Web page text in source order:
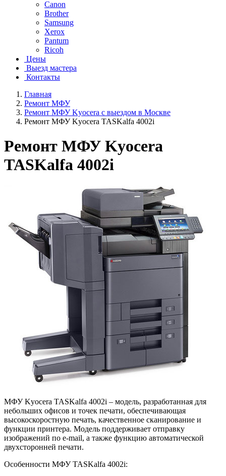
Canon
Brother
Samsung
Xerox
Pantum
Ricoh
Цены
Выезд мастера
Контакты
Главная
Ремонт МФУ
Ремонт МФУ Kyocera с выездом в Москве
Ремонт МФУ Kyocera TASKalfa 4002i
Ремонт МФУ Kyocera
TASKalfa 4002i
МФУ Kyocera TASKalfa 4002i – модель, разработанная для
небольших офисов и точек печати, обеспечивающая
высокоскоростную печать, качественное сканирование и
функции принтера. Модель поддерживает отправку
изображений по e-mail, а также функцию автоматической
двухсторонней печати.
Особенности МФУ TASKalfa 4002i: